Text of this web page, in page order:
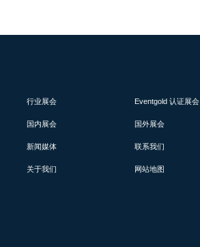
行业展会 Eventgold 认证展会
国内展会 国外展会
新闻媒体 联系我们
关于我们 网站地图